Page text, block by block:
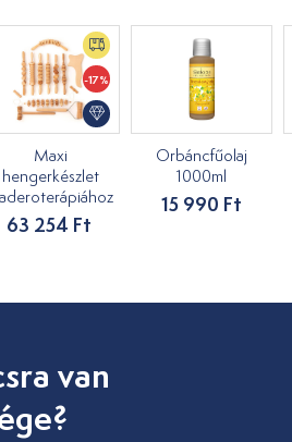
-17%
Maxi
hengerkészlet
63 254 Ft
Orbáncfűolaj
1000ml
15 990 Ft
van